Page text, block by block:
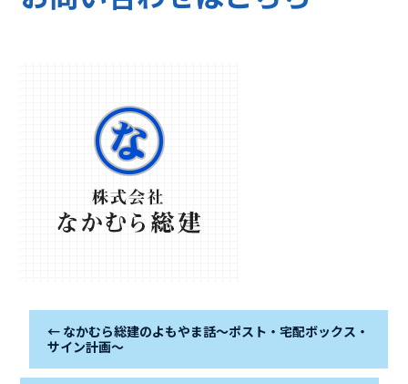
← なかむら総建のよもやま話～ポスト・宅配ボックス・
サイン計画～